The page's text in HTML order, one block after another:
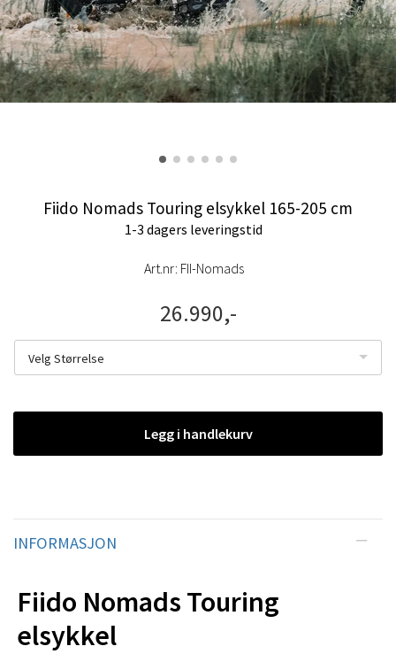
Fiido Nomads Touring elsykkel 165-205 cm
1-3 dagers leveringstid
Art.nr: FII-Nomads
26.990,-
Velg Størrelse
Legg i handlekurv
INFORMASJON
Fiido Nomads Touring
elsykkel